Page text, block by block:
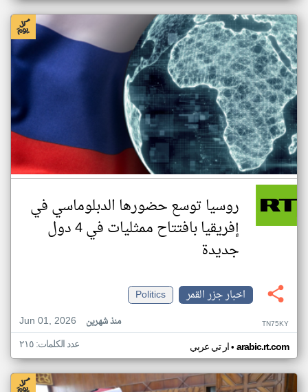
روسيا توسع حضورها الدبلوماسي في
إفريقيا بافتتاح ممثليات في 4 دول
جديدة
اخبار جزر القمر
Politics
Jun 01, 2026
منذ شهرين TN75KY
ار تي عربي• arabic.rt.com عدد الكلمات: ٢١٥